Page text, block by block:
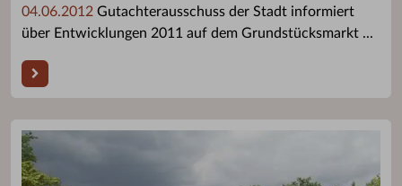
04.06.2012 Gutachterausschuss der Stadt informiert
über Entwicklungen 2011 auf dem Grundstücksmarkt ...